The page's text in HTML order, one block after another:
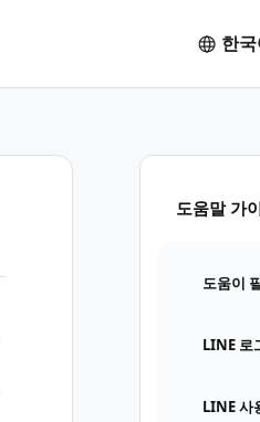
한
도움말 가
도움이
LINE 로
LINE 사